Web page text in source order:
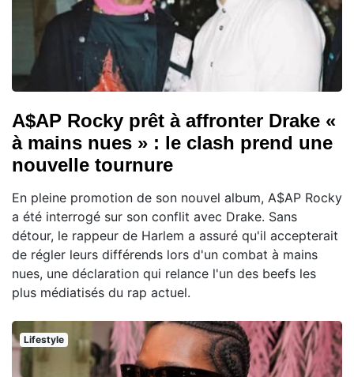
A$AP Rocky prêt à affronter Drake «
à mains nues » : le clash prend une
nouvelle tournure
En pleine promotion de son nouvel album, A$AP Rocky
a été interrogé sur son conflit avec Drake. Sans
détour, le rappeur de Harlem a assuré qu'il accepterait
de régler leurs différends lors d'un combat à mains
nues, une déclaration qui relance l'un des beefs les
plus médiatisés du rap actuel.
Lifestyle